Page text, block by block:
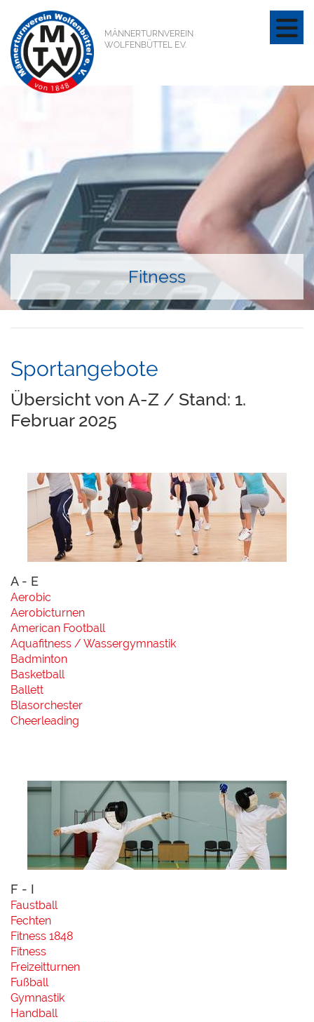
MÄNNERTURNVEREIN
WOLFENBÜTTEL E.V.
Fitness
Sportangebote
Übersicht von A-Z / Stand: 1.
Februar 2025
A - E
Aerobic
Aerobicturnen
American Football
Aquafitness / Wassergymnastik
Badminton
Basketball
Ballett
Blasorchester
Cheerleading
F - I
Faustball
Fechten
Fitness 1848
Fitness
Freizeitturnen
Fußball
Gymnastik
Handball